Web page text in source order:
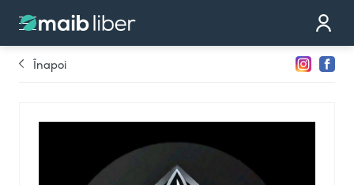
Contact
Devino partener
Înapoi